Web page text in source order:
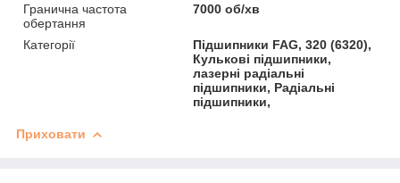
Гранична частота
обертання
7000 об/хв
Категорії
Підшипники FAG, 320 (6320),
Кулькові підшипники,
лазерні радіальні
підшипники, Радіальні
підшипники,
Приховати